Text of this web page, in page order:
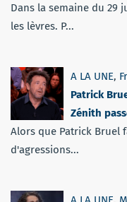
Dans la semaine du 29
les lèvres. P...
A LA UNE,
Patrick
Zénith
Alors que Patrick Bruel
d'agressions...